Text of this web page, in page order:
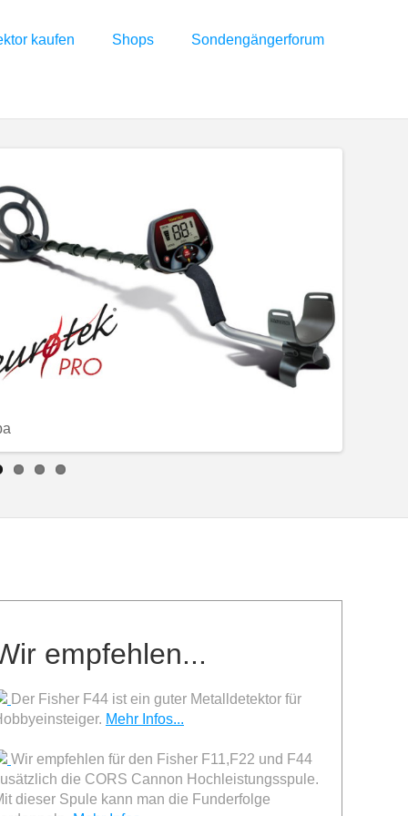
kaufen Shops Sondengängerforum
empfehlen...
Der Fisher F44 ist ein guter Metalldetektor für
Mehr Infos...
Wir empfehlen für den Fisher F11,F22 und F44
die CORS Cannon Hochleistungsspule.
dieser Spule kann man die Funderfolge